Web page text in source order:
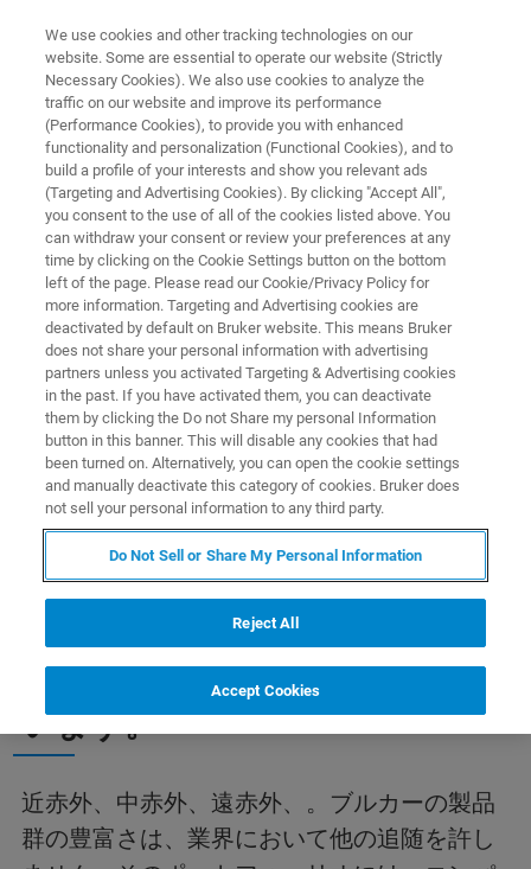
ブルカー・オプティクス
赤外および近赤外分光
赤外および近赤外分光法に基づく高度な研究
とQA/QCソリューション。
ラマン分光計
BRUKER STORE
ブルカー・オプティクス
私たちは振動分光法を熟知して
います。
近赤外、中赤外、遠赤外、。ブルカーの製品
群の豊富さは、業界において他の追随を許し
We use cookies and other tracking technologies on our
website. Some are essential to operate our website (Strictly
Necessary Cookies). We also use cookies to analyze the
traffic on our website and improve its performance
(Performance Cookies), to provide you with enhanced
functionality and personalization (Functional Cookies), and to
build a profile of your interests and show you relevant ads
(Targeting and Advertising Cookies). By clicking "Accept All",
you consent to the use of all of the cookies listed above. You
can withdraw your consent or review your preferences at any
time by clicking on the Cookie Settings button on the bottom
left of the page. Please read our Cookie/Privacy Policy for
more information. Targeting and Advertising cookies are
deactivated by default on Bruker website. This means Bruker
does not share your personal information with advertising
partners unless you activated Targeting & Advertising cookies
in the past. If you have activated them, you can deactivate
them by clicking the Do not Share my personal Information
button in this banner. This will disable any cookies that had
been turned on. Alternatively, you can open the cookie settings
and manually deactivate this category of cookies. Bruker does
not sell your personal information to any third party.
Do Not Sell or Share My Personal Information
Reject All
Accept Cookies